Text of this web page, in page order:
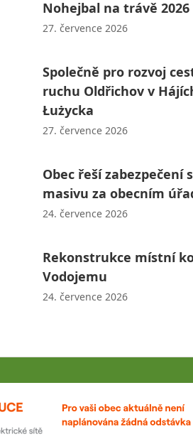
Nohejbal na trávě 2026
27. července 2026
Společně pro rozvoj
ruchu Oldřichov v
Łużycka
27. července 2026
Obec řeší zabezpečení
masivu za obecním
24. července 2026
Rekonstrukce místní
Vodojemu
24. července 2026